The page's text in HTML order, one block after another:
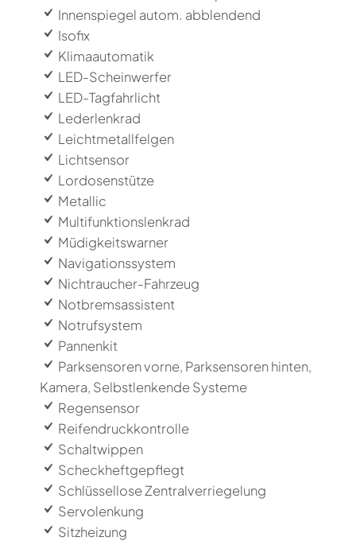
Innenspiegel autom. abblendend
Isofix
Klimaautomatik
LED-Scheinwerfer
LED-Tagfahrlicht
Lederlenkrad
Leichtmetallfelgen
Lichtsensor
Lordosenstütze
Metallic
Multifunktionslenkrad
Müdigkeitswarner
Navigationssystem
Nichtraucher-Fahrzeug
Notbremsassistent
Notrufsystem
Pannenkit
Parksensoren vorne, Parksensoren hinten,
Kamera, Selbstlenkende Systeme
Regensensor
Reifendruckkontrolle
Schaltwippen
Scheckheftgepflegt
Schlüssellose Zentralverriegelung
Servolenkung
Sitzheizung